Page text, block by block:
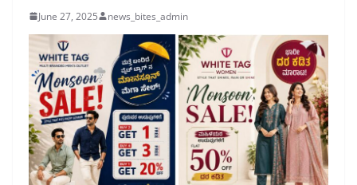
June 27, 2025 news_bites_admin